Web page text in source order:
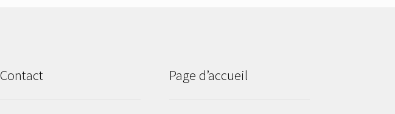
Contact Page d’accueil